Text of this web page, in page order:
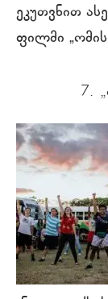
ეკუთვნით
ფილმი
7.